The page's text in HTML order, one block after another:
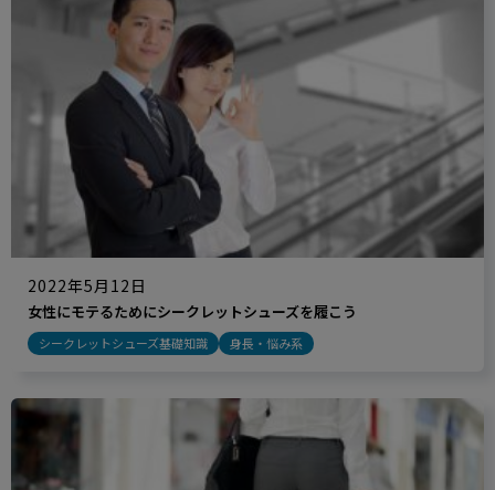
2022年5月12日
女性にモテるためにシークレットシューズを履こう
シークレットシューズ基礎知識 身長・悩み系